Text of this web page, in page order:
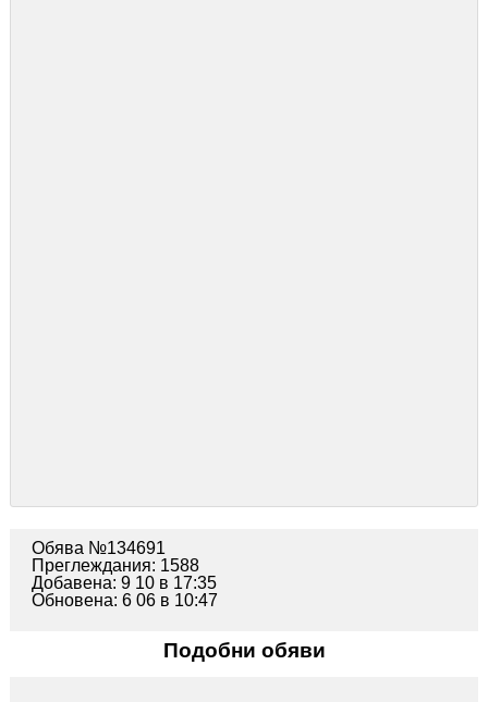
Обява №134691
Преглеждания: 1588
Добавена: 9 10 в 17:35
Обновена: 6 06 в 10:47
Подобни обяви